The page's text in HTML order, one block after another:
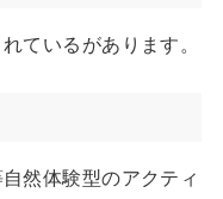
ているがあります。
然体験型のアクティ